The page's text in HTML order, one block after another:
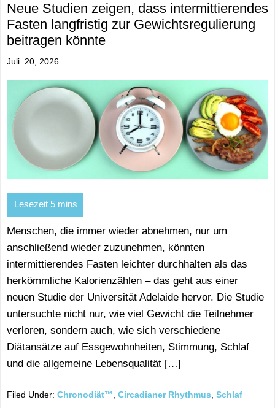
Neue Studien zeigen, dass intermittierendes
Fasten langfristig zur Gewichtsregulierung
beitragen könnte
Juli. 20, 2026
Menschen, die immer wieder abnehmen, nur um
anschließend wieder zuzunehmen, könnten
intermittierendes Fasten leichter durchhalten als das
herkömmliche Kalorienzählen – das geht aus einer
neuen Studie der Universität Adelaide hervor. Die Studie
untersuchte nicht nur, wie viel Gewicht die Teilnehmer
verloren, sondern auch, wie sich verschiedene
Diätansätze auf Essgewohnheiten, Stimmung, Schlaf
und die allgemeine Lebensqualität […]
Filed Under: Chronodiät™, Circadianer Rhythmus, Schlaf